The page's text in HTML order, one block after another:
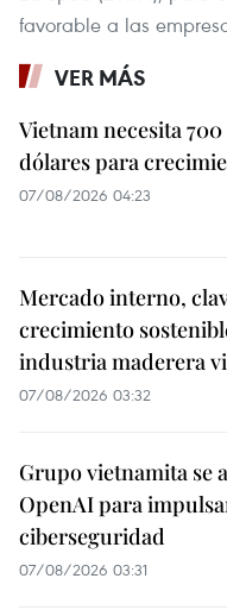
favorable a las
VER MÁS
Vietnam necesita
dólares para
07/08/2026 04:23
Mercado interno,
crecimiento
industria maderera
07/08/2026 03:32
Grupo vietnamita se
OpenAI para
ciberseguridad
07/08/2026 03:31